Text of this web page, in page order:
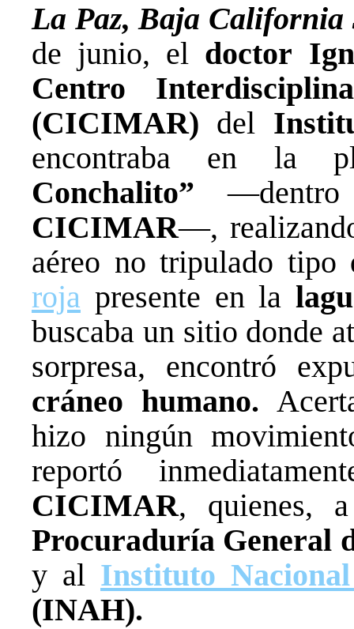
La Paz, Baja California
de junio, el doctor
Centro
(CICIMAR) del
encontraba en la
Conchalito” —dentro
CICIMAR—,
aéreo no tripulado
roja presente en la
buscaba un sitio donde
sorpresa, encontró
cráneo humano.
hizo ningún
reportó
CICIMAR, quienes,
Procuraduría General
y al Instituto
(INAH).